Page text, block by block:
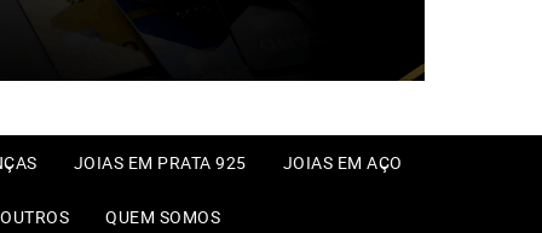
JOIAS EM PRATA 925 JOIAS EM AÇO
OUTROS QUEM SOMOS